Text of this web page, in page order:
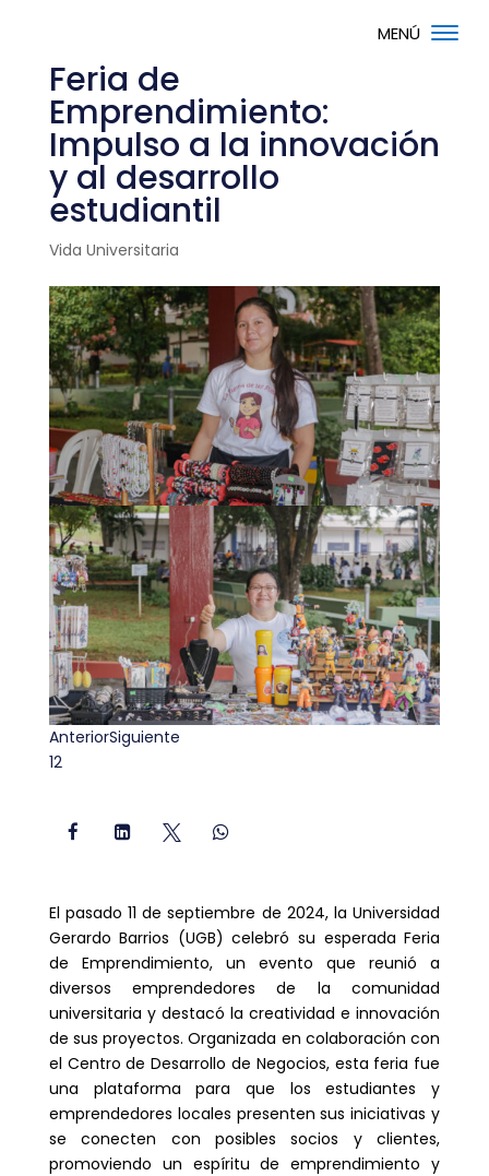
Feria de
Emprendimiento:
Impulso a la innovación
y al desarrollo
estudiantil
Vida Universitaria
AnteriorSiguiente
12
   
El pasado 11 de septiembre de 2024, la Universidad
Gerardo Barrios (UGB) celebró su esperada Feria
de Emprendimiento, un evento que reunió a
diversos emprendedores de la comunidad
universitaria y destacó la creatividad e innovación
de sus proyectos. Organizada en colaboración con
el Centro de Desarrollo de Negocios, esta feria fue
una plataforma para que los estudiantes y
emprendedores locales presenten sus iniciativas y
se conecten con posibles socios y clientes,
promoviendo un espíritu de emprendimiento y